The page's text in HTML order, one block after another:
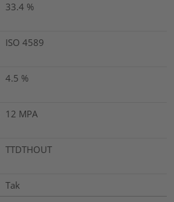
33.4 %
ISO 4589
4.5 %
12 MPA
TTDTHOUT
Tak